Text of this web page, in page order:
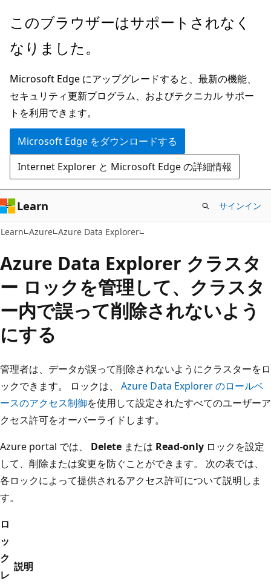
メ
ン
ン
テ
ン
ツ
に
ス
キ
ッ
プ
このブラウザーはサポートされなく
なりました。
Microsoft Edge にアップグレードすると、最新の機能、
セキュリティ更新プログラム、およびテクニカル サポー
トを利用できます。
Microsoft Edge をダウンロードする
Internet Explorer と Microsoft Edge の詳細情報
Learn サインイン
Learn Azure Azure Data Explorer
Azure Data Explorer クラスタ
ー ロックを管理して、クラスタ
ー内で誤って削除されないよう
にする
管理者は、データが誤って削除されないようにクラスターをロ
ックできます。 ロックは、 Azure Data Explorer のロールベ
ースのアクセス制御を使用して設定されたすべてのユーザーア
クセス許可をオーバーライドします。
Azure portal では、 Delete または Read-only ロックを設定
して、削除または変更を防ぐことができます。 次の表では、
各ロックによって提供されるアクセス許可について説明しま
す。
ロ
ッ
ク
レ
説明